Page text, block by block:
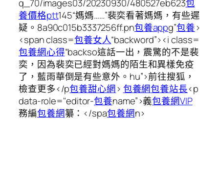
q_70/images03/20230930/480527eb623包
養價格ptt145“媽媽……”裴奕看著媽媽，有些遲
疑。8a90c015b3337256ff.pn包養appg”包養>
<span class=包養女人“backword”><i class=
包養網心得“backso這話一出，震驚的不是裴
奕，因為裴奕已經對媽媽的陌生和異樣免疫
了，藍雨華倒是有些意外。hu”>前往搜狐，
檢查更多</p包養甜心網> 包養網包養站長<p
data-role="editor-包養name”>義包養網VIP
務編包養網纂： </spa包養網n>